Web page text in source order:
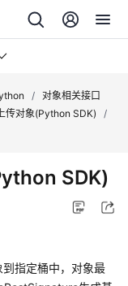
/ 对象相关接口
传对象(Python SDK)
/
SDK)
指定桶中，对象最